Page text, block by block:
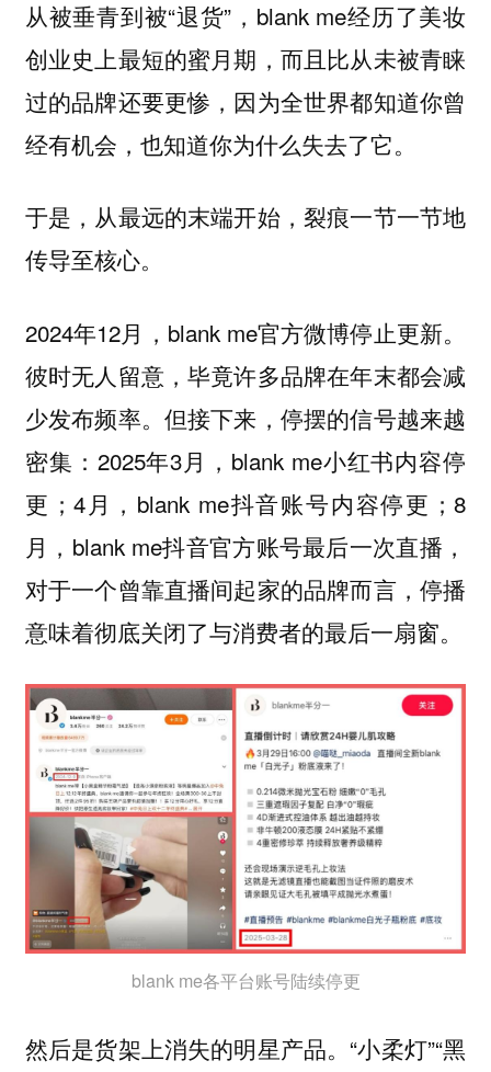
从被垂青到被“退货”，blank me经历了美妆
创业史上最短的蜜月期，而且比从未被青睐
过的品牌还要更惨，因为全世界都知道你曾
经有机会，也知道你为什么失去了它。
于是，从最远的末端开始，裂痕一节一节地
传导至核心。
2024年12月，blank me官方微博停止更新。
彼时无人留意，毕竟许多品牌在年末都会减
少发布频率。但接下来，停摆的信号越来越
密集：2025年3月，blank me小红书内容停
更；4月，blank me抖音账号内容停更；8
月，blank me抖音官方账号最后一次直播，
对于一个曾靠直播间起家的品牌而言，停播
意味着彻底关闭了与消费者的最后一扇窗。
blank me各平台账号陆续停更
然后是货架上消失的明星产品。“小柔灯”“黑